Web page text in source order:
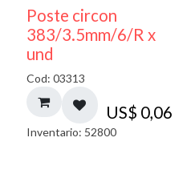
Poste circon
383/3.5mm/6/R x
und
Cod: 03313
US$ 0,06
Inventario: 52800